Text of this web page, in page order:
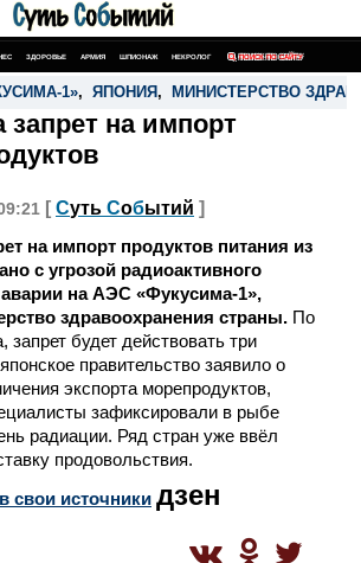
ЗДОРОВЬЕ АРМИЯ ШПИОНАЖ НЕКРОЛОГ ПОИСК ПО САЙТУ
1», ЯПОНИЯ , МИНИСТЕРСТВО
на импорт
[ Суть Событий ]
на импорт продуктов питания из
с угрозой радиоактивного
на АЭС «Фукусима-1»,
здравоохранения страны. По
будет действовать три
правительство заявило о
экспорта морепродуктов,
зафиксировали в рыбе
радиации. Ряд стран уже ввёл
продовольствия.
в свои источники дзен